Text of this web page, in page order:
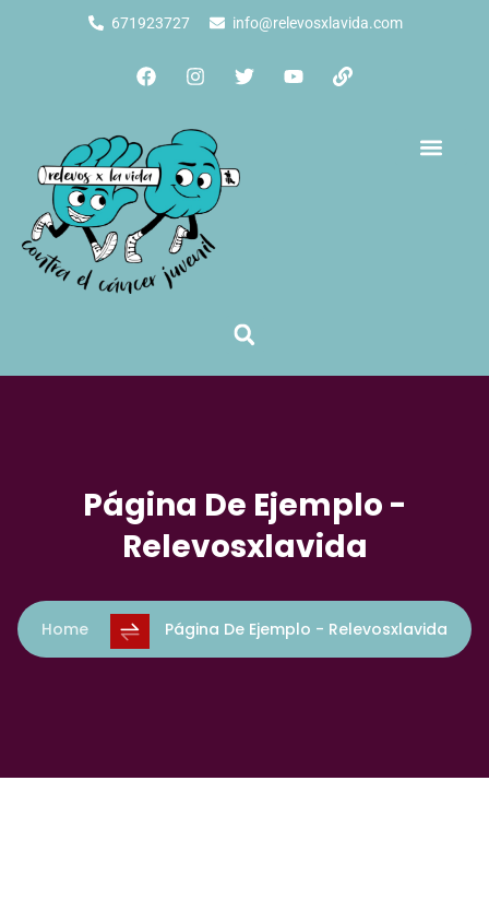
671923727 info@relevosxlavida.com
Página De Ejemplo -
Relevosxlavida
Home Página De Ejemplo - Relevosxlavida